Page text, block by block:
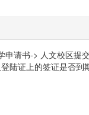
请书-> 人文校区提
陆证上的签证是否